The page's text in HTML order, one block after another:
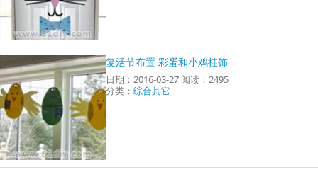
复活节布置 彩蛋和小鸡挂饰
日期：2016-03-27 阅读：2495
分类：综合其它